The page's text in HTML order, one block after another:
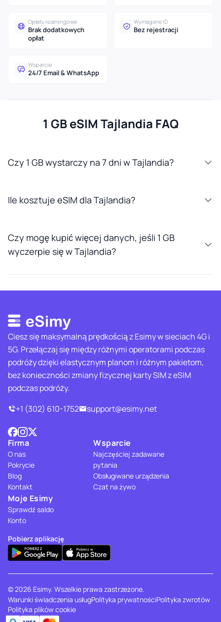
Opłaty roamingowe
Brak dodatkowych
opłat
Wymagane ID
Bez rejestracji
Wsparcie
24/7 Email & WhatsApp
1 GB eSIM Tajlandia FAQ
Czy 1 GB wystarczy na 7 dni w Tajlandia?
Ile kosztuje eSIM dla Tajlandia?
Czy mogę kupić więcej danych, jeśli 1 GB
wyczerpie się w Tajlandia?
Ciesz się maksymalną prędkością z Esimy w sieciach 4G i
5G. Przełączaj się między różnymi operatorami podczas
podróży dzięki elastycznym planom i różnym pakietom,
bez konieczności zmiany fizycznej karty SIM z eSIM
podczas podróży.
+1 (302) 610-1752
support@esimy.net
Firma
O nas
Pokrycie
Blog
Kontakt
Wsparcie
Najczęściej zadawane
pytania
Obsługiwane urządzenia
Czat na żywo
Moje Esimy
Sprawdź saldo
Konto
Pobierz aplikację
© 2026 Esimy. Wszelkie prawa zastrzeżone.
Warunki świadczenia usługPolityka prywatnościPolityka zwrotów
Polityka plików cookie